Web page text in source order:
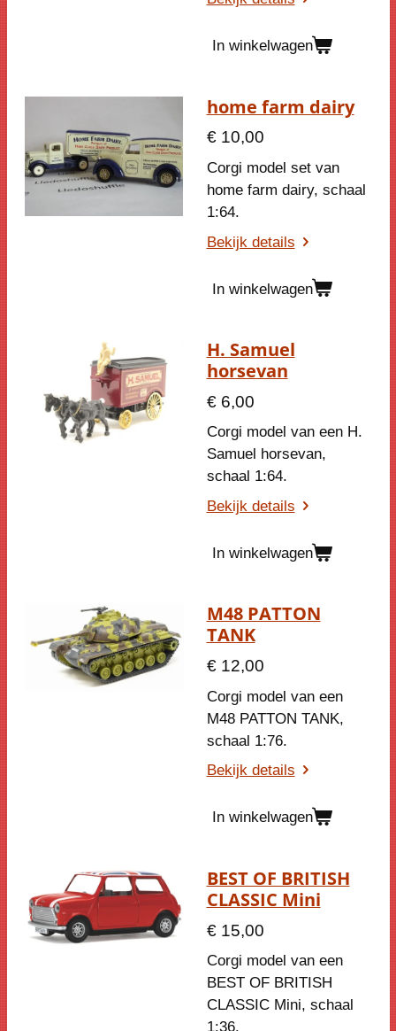
In winkelwagen
home farm dairy
€ 10,00
Corgi model set van
home farm dairy, schaal
1:64.
Bekijk details
In winkelwagen
H. Samuel
horsevan
€ 6,00
Corgi model van een H.
Samuel horsevan,
schaal 1:64.
Bekijk details
In winkelwagen
M48 PATTON
TANK
€ 12,00
Corgi model van een
M48 PATTON TANK,
schaal 1:76.
Bekijk details
In winkelwagen
BEST OF BRITISH
CLASSIC Mini
€ 15,00
Corgi model van een
BEST OF BRITISH
CLASSIC Mini, schaal
1:36.